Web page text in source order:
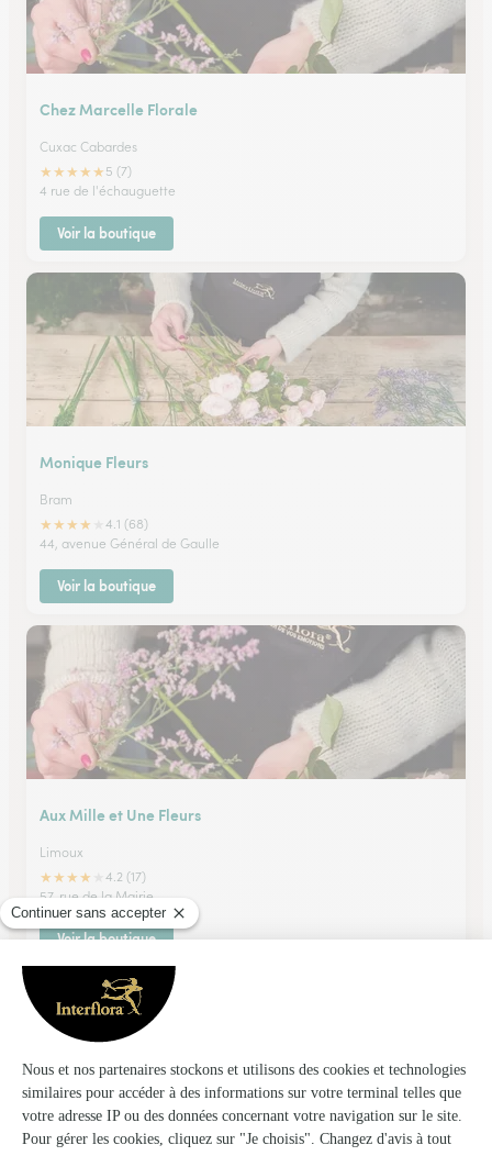
Chez Marcelle Florale
Cuxac Cabardes
★★★★★ 5 (7)
4 rue de l'échauguette
Voir la boutique
Monique Fleurs
Bram
★★★★
4.1 (68)
44, avenue Général de Gaulle
Voir la boutique
Aux Mille et Une Fleurs
Limoux
★★★★
4.2 (17)
57, rue de la Mairie
Voir la boutique